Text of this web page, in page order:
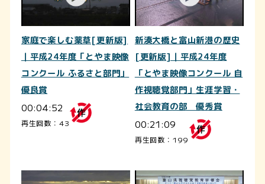
家庭で楽しむ薬草[更新版]
｜平成24年度「とやま映像
コンクール ふるさと部門」
優良賞
00:04:52
再生回数：43
新湊大橋と富山新港の歴史
[更新版]｜平成24年度
「とやま映像コンクール 自
作視聴覚部門」生涯学習・
社会教育の部 優秀賞
00:21:09
再生回数：199